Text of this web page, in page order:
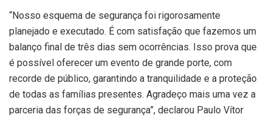
“Nosso esquema de segurança foi rigorosamente
planejado e executado. É com satisfação que fazemos um
balanço final de três dias sem ocorrências. Isso prova que
é possível oferecer um evento de grande porte, com
recorde de público, garantindo a tranquilidade e a proteção
de todas as famílias presentes. Agradeço mais uma vez a
parceria das forças de segurança”, declarou Paulo Vítor